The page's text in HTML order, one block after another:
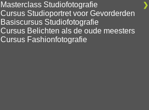
Masterclass Studiofotografie
Cursus Studioportret voor Gevorderden
Basiscursus Studiofotografie
Cursus Belichten als de oude meesters
Cursus Fashionfotografie